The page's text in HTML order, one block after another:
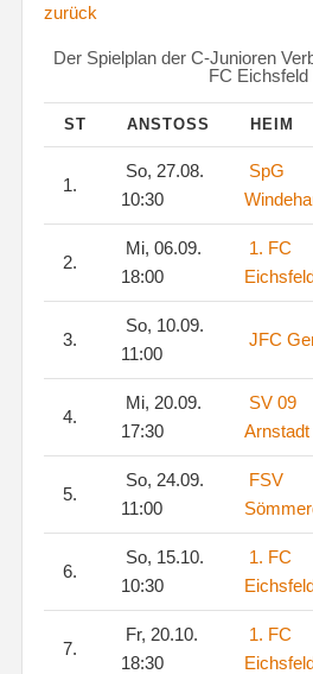
zurück
Der Spielplan der C-Junioren
FC Eichsfeld
ST ANSTOSS HEIM
1.
So, 27.08.
10:30
SpG
2.
Mi, 06.09.
18:00
1. FC
3.
So, 10.09.
11:00
JFC
4.
Mi, 20.09.
17:30
SV 09
Arnstadt
5.
So, 24.09.
11:00
FSV
6.
So, 15.10.
10:30
1. FC
7.
Fr, 20.10.
18:30
1. FC